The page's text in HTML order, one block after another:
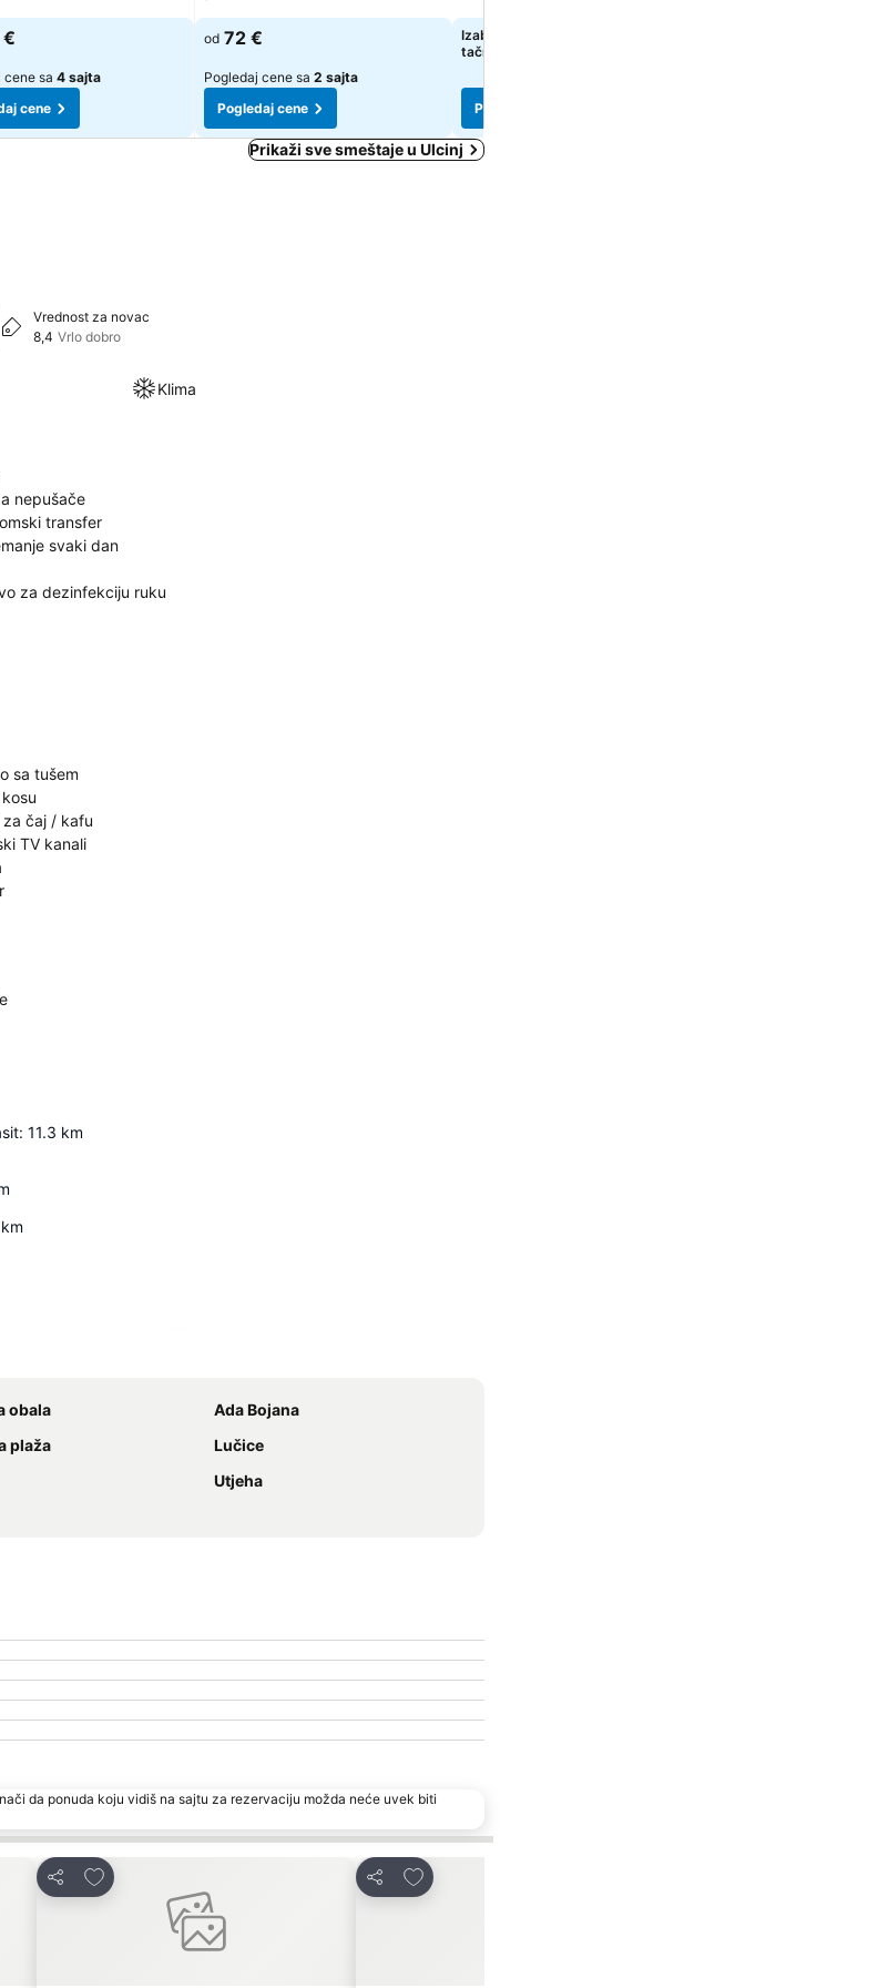
€
cene sa 4 sajta
cene
od 72 €
Pogledaj cene sa 2 sajta
Pogledaj cene
Izaberi datume da bi se prikazale
tačne cene
Pogledaj cene
Prikaži sve smeštaje u Ulcinj
Vrednost za novac
8,4 Vrlo dobro
Klima
nepušače
transfer
svaki dan
za dezinfekciju ruku
sa tušem
čaj / kafu
TV kanali
: 11.3 km
km
obala
Ada Bojana
plaža
Lučice
Utjeha
da ponuda koju vidiš na sajtu za rezervaciju možda neće uvek biti
Deli
Dodati u favorite
Deli
Dodati u favorite